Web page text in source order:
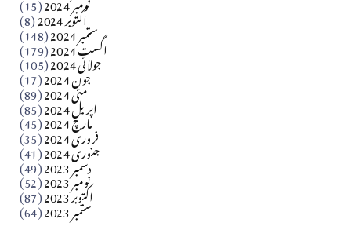
اکتوبر 2024 (8) ستمبر 2024 (148) اگست 2024 (179) جولائی 2024 (105) جون 2024 (17) مئی 2024 (89) اپریل 2024 (85) مارچ 2024 (45) فروری 2024 (35) جنوری 2024 (41) دسمبر 2023 (49) نومبر 2023 (52) اکتوبر 2023 (87) ستمبر 2023 (64)